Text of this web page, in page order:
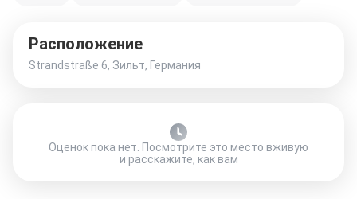
Расположение
Strandstraße 6, Зильт, Германия
Оценок пока нет. Посмотрите это место вживую
и расскажите, как вам